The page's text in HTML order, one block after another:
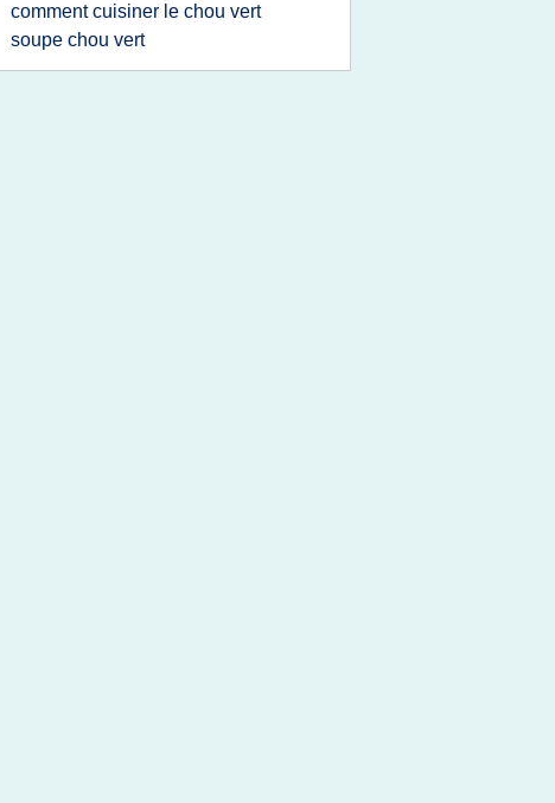
comment cuisiner le chou vert
soupe chou vert